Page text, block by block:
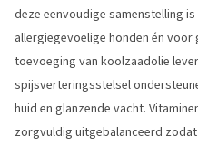
deze eenvoudige samenstelling
allergiegevoelige honden én voor
toevoeging van koolzaadolie
spijsverteringsstelsel
huid en glanzende vacht.
zorgvuldig uitgebalanceerd